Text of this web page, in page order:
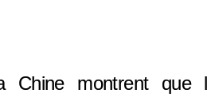
Chine montrent que